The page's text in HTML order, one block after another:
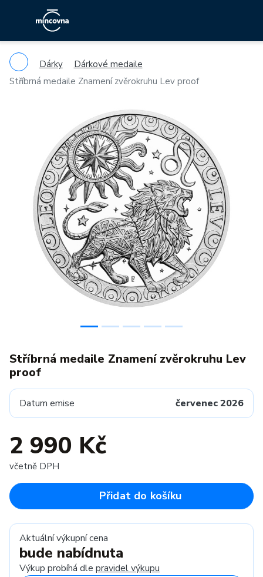
Dárky
Dárkové medaile
Stříbrná medaile Znamení zvěrokruhu Lev proof
Previous
Stříbrná medaile Znamení zvěrokruhu Lev
proof
Datum emise červenec 2026
2 990 Kč
včetně DPH
Přidat do košíku
Aktuální výkupní cena
bude nabídnuta
Výkup probíhá dle pravidel výkupu